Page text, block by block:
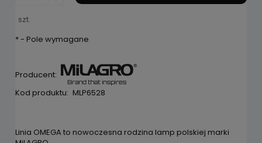
szt.
*- Pole wymagane
Producent:
Kod produktu: MLP6528
Linia OMEGA to nowoczesna rodzina lamp polskiej marki